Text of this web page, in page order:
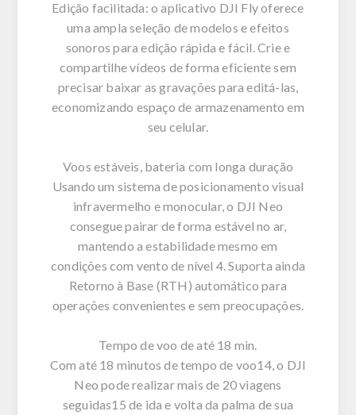
Edição facilitada: o aplicativo DJI Fly oferece
uma ampla seleção de modelos e efeitos
sonoros para edição rápida e fácil. Crie e
compartilhe vídeos de forma eficiente sem
precisar baixar as gravações para editá-las,
economizando espaço de armazenamento em
seu celular.
Voos estáveis, bateria com longa duração
Usando um sistema de posicionamento visual
infravermelho e monocular, o DJI Neo
consegue pairar de forma estável no ar,
mantendo a estabilidade mesmo em
condições com vento de nível 4. Suporta ainda
Retorno à Base (RTH) automático para
operações convenientes e sem preocupações.
Tempo de voo de até 18 min.
Com até 18 minutos de tempo de voo14, o DJI
Neo pode realizar mais de 20 viagens
seguidas15 de ida e volta da palma de sua